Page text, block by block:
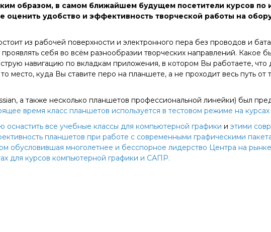
образом, в самом ближайшем будущем посетители курсов
оценить удобство и эффективность творческой работы на
из рабочей поверхности и электронного пера без проводов и
себя во всём разнообразии творческих направлений. Какое
навигацию по вкладкам приложения, в котором Вы работаете,
место, куда Вы ставите перо на планшете, а не проходит весь путь
а также несколько планшетов профессиональной линейки) был
время класс планшетов используется в тестовом режиме на курсах
все учебные классы для компьютерной графики и этими
планшетов при работе с современными графическими
обусловившая многолетнее и бесспорное лидерство Центра на
для курсов компьютерной графики и САПР.